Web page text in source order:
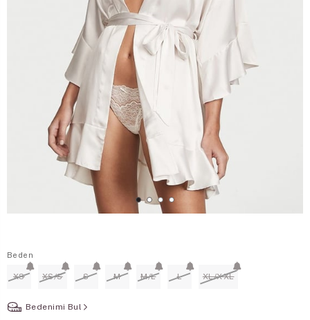
Beden
XS XS/S S M M/L L XL/XXL
Bedenimi Bul